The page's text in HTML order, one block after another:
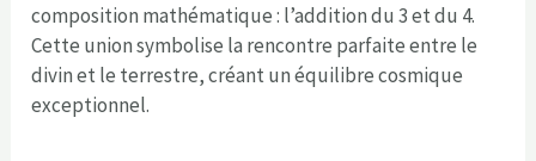
composition mathématique : l’addition du 3 et du 4.
Cette union symbolise la rencontre parfaite entre le
divin et le terrestre, créant un équilibre cosmique
exceptionnel.